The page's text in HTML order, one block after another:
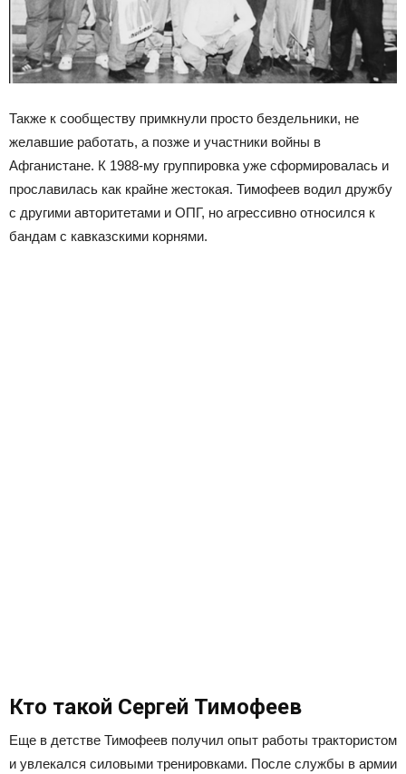
Также к сообществу примкнули просто бездельники, не
желавшие работать, а позже и участники войны в
Афганистане. К 1988-му группировка уже сформировалась и
прославилась как крайне жестокая. Тимофеев водил дружбу
с другими авторитетами и ОПГ, но агрессивно относился к
бандам с кавказскими корнями.
Кто такой Сергей Тимофеев
Еще в детстве Тимофеев получил опыт работы трактористом
и увлекался силовыми тренировками. После службы в армии